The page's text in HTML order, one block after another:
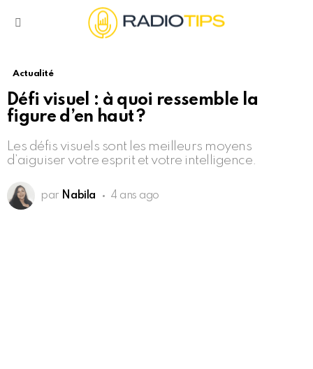
Actualité
Défi visuel : à quoi ressemble la
figure d’en haut ?
Les défis visuels sont les meilleurs moyens
d’aiguiser votre esprit et votre intelligence.
par Nabila 4 ans ago